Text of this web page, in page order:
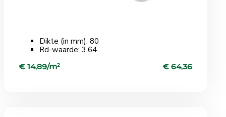
Dikte (in mm): 80
Rd-waarde: 3,64
€ 14,89/m2 € 64,36